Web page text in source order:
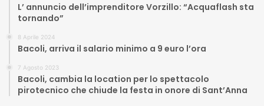
L’ annuncio dell’imprenditore Vorzillo: “Acquaflash sta
tornando”
8 Aprile 2024
Bacoli, arriva il salario minimo a 9 euro l’ora
7 Agosto 2023
Bacoli, cambia la location per lo spettacolo
pirotecnico che chiude la festa in onore di Sant’Anna